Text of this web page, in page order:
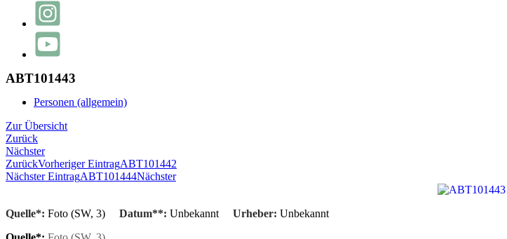
ABT101443
Personen (allgemein)
Zur Übersicht
Zurück
Nächster
ZurückVorheriger EintragABT101442
Nächster EintragABT101444Nächster
Quelle*: Foto (SW, 3) Datum**: Unbekannt Urheber: Unbekannt